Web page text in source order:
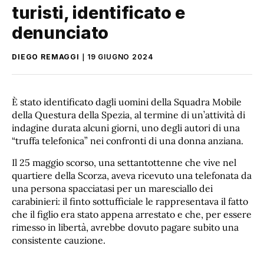
turisti, identificato e
denunciato
DIEGO REMAGGI 19 GIUGNO 2024
È stato identificato dagli uomini della Squadra Mobile
della Questura della Spezia, al termine di un’attività di
indagine durata alcuni giorni, uno degli autori di una
“truffa telefonica” nei confronti di una donna anziana.
Il 25 maggio scorso, una settantottenne che vive nel
quartiere della Scorza, aveva ricevuto una telefonata da
una persona spacciatasi per un maresciallo dei
carabinieri: il finto sottufficiale le rappresentava il fatto
che il figlio era stato appena arrestato e che, per essere
rimesso in libertà, avrebbe dovuto pagare subito una
consistente cauzione.